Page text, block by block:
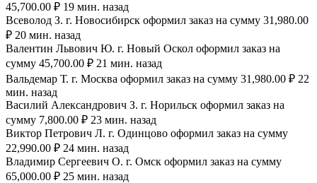
45,700.00 ₽ 19 мин. назад
Всеволод З. г. Новосибирск оформил заказ на сумму 31,980.00
₽ 20 мин. назад
Валентин Львович Ю. г. Новый Оскол оформил заказ на
сумму 45,700.00 ₽ 21 мин. назад
Вальдемар Т. г. Москва оформил заказ на сумму 31,980.00 ₽ 22
мин. назад
Василий Александрович З. г. Норильск оформил заказ на
сумму 7,800.00 ₽ 23 мин. назад
Виктор Петрович Л. г. Одинцово оформил заказ на сумму
22,990.00 ₽ 24 мин. назад
Владимир Сергеевич О. г. Омск оформил заказ на сумму
65,000.00 ₽ 25 мин. назад